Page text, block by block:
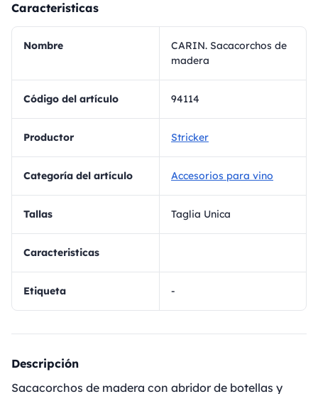
Caracteristicas
Nombre
CARIN. Sacacorchos de
madera
Código del artículo 94114
Productor Stricker
Categoría del artículo Accesorios para vino
Tallas Taglia Unica
Caracteristicas
Etiqueta -
Descripción
Sacacorchos de madera con abridor de botellas y